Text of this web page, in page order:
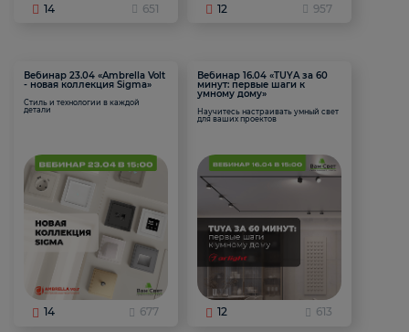
14 651 12 957
Вебинар 23.04 «Ambrella Volt
- новая коллекция Sigma»
Стиль и технологии в каждой
детали
14 677
Вебинар 16.04 «TUYA за 60
минут: первые шаги к
умному дому»
Научитесь настраивать умный свет
для ваших проектов
12 613